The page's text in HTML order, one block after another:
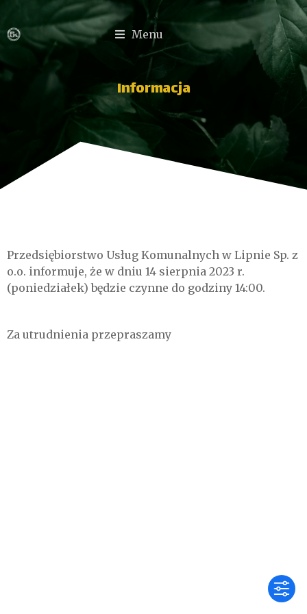
Menu
Informacja
Przedsiębiorstwo Usług Komunalnych w Lipnie Sp. z
o.o. informuje, że w dniu 14 sierpnia 2023 r.
(poniedziałek) będzie czynne do godziny 14:00.
Za utrudnienia przepraszamy